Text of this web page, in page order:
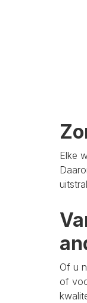
Elke
Of u
of